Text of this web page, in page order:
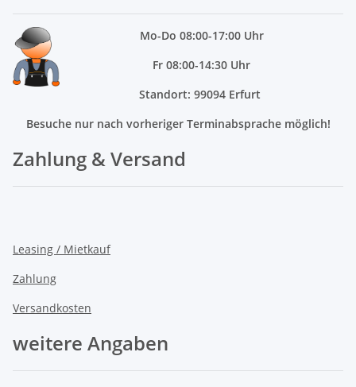
Mo-Do 08:00-17:00 Uhr
Fr 08:00-14:30 Uhr
Standort: 99094 Erfurt
Besuche nur nach vorheriger Terminabsprache möglich!
Zahlung & Versand
Leasing / Mietkauf
Zahlung
Versandkosten
weitere Angaben